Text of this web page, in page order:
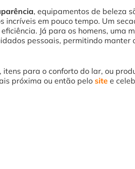
, equipamentos de beleza
em pouco tempo. Um
Já para os homens, uma
pessoais, permitindo manter
para o conforto do lar, ou
próxima ou então pelo sitee